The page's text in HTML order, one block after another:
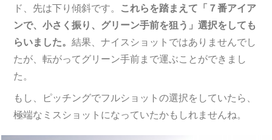
ド、先は下り傾斜です。 これらを踏まえて「７番アイア
ンで、小さく振り、グリーン手前を狙う」選択をしても
らいました。結果、ナイスショットではありませんでし
たが、転がってグリーン手前まで運ぶことができまし
た。
もし、ピッチングでフルショットの選択をしていたら、
極端なミスショットになっていたかもしれませんね。